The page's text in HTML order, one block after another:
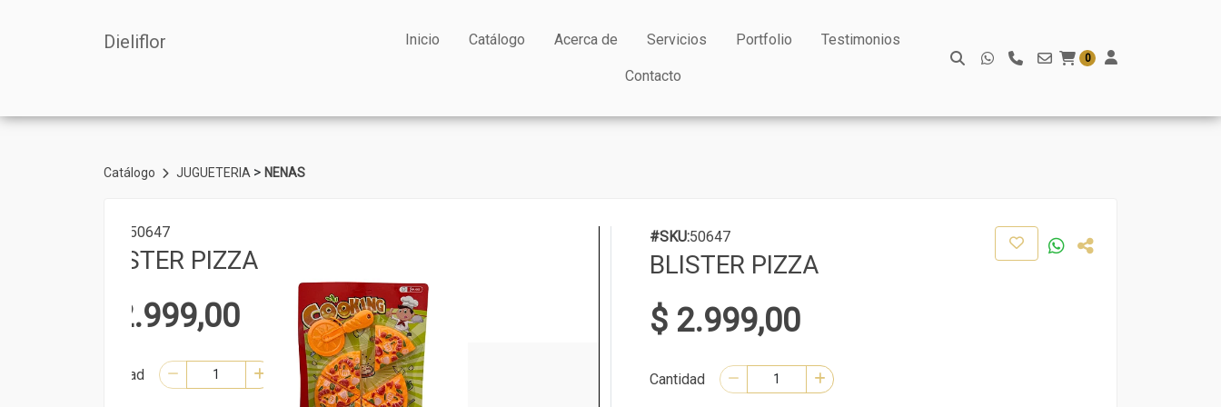
Dieliflor Inicio Catálogo Acerca de Servicios Portfolio Testimonios
Contacto
0
Catálogo JUGUETERIA > NENAS
#SKU:50647
BLISTER PIZZA
$ 2.999,00
Cantidad